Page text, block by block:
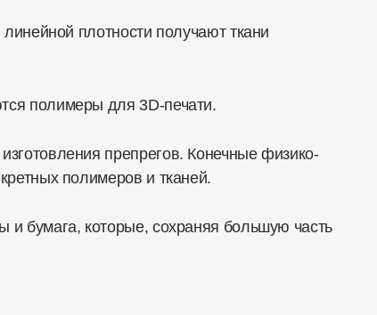
плотности получают ткани
полимеры для 3D-печати.
препрегов. Конечные физико-
полимеров и тканей.
бумага, которые, сохраняя большую часть